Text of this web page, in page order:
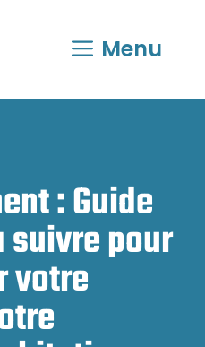
Menu
: Guide
suivre pour
votre